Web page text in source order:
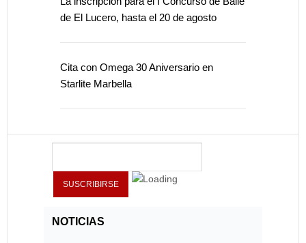
de El Lucero, hasta el 20 de agosto
Cita con Omega 30 Aniversario en
Starlite Marbella
NOTICIAS